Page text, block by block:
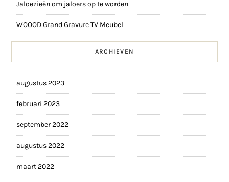
Jaloezieën om jaloers op te worden
WOOOD Grand Gravure TV Meubel
ARCHIEVEN
augustus 2023
februari 2023
september 2022
augustus 2022
maart 2022